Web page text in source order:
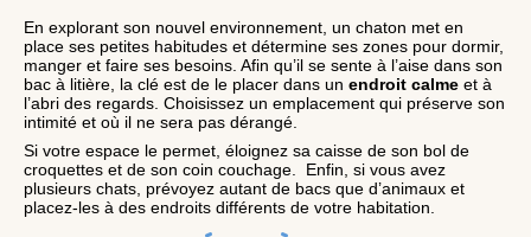
En explorant son nouvel environnement, un chaton met en
place ses petites habitudes et détermine ses zones pour dormir,
manger et faire ses besoins. Afin qu’il se sente à l’aise dans son
bac à litière, la clé est de le placer dans un endroit calme et à
l’abri des regards. Choisissez un emplacement qui préserve son
intimité et où il ne sera pas dérangé.
Si votre espace le permet, éloignez sa caisse de son bol de
croquettes et de son coin couchage. Enfin, si vous avez
plusieurs chats, prévoyez autant de bacs que d’animaux et
placez-les à des endroits différents de votre habitation.